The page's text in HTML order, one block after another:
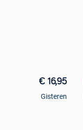
€ 16,95
Gisteren